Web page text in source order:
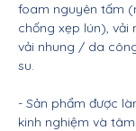
foam nguyên tấm
chống xẹp lún),
vải nhung / da
su.
- Sản phẩm được
kinh nghiệm và